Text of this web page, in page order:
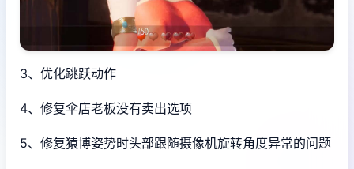
3、优化跳跃动作
4、修复伞店老板没有卖出选项
5、修复猿博姿势时头部跟随摄像机旋转角度异常的问题